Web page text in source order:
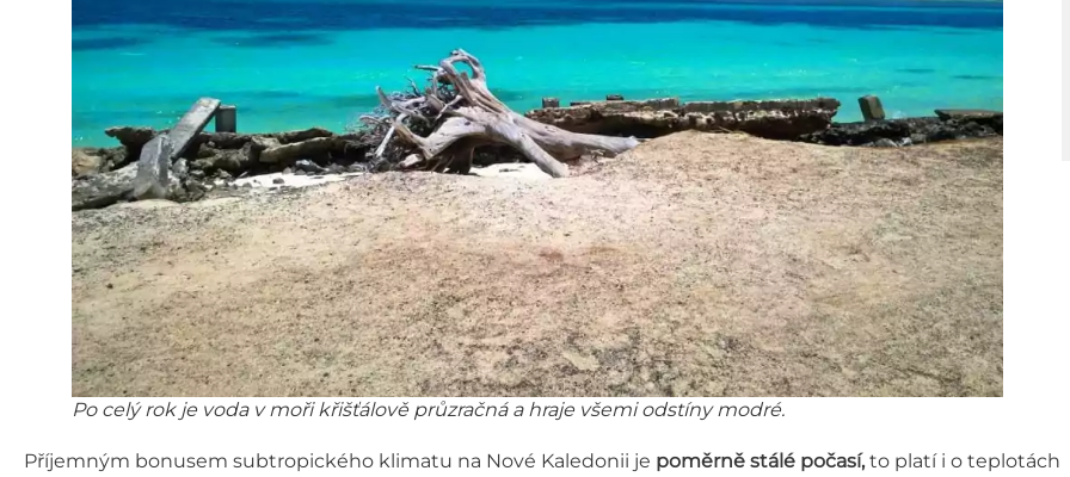
Po celý rok je voda v moři křišťálově průzračná a hraje všemi odstíny modré.
Příjemným bonusem subtropického klimatu na Nové Kaledonii je poměrně stálé počasí, to platí i o teplotách